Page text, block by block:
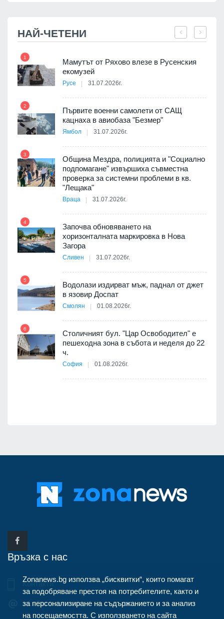
НАЙ-ЧЕТЕНИ
1
Мамутът от Ряхово влезе в Русенския
екомузей
Русе 31.07.2026г.
2
Първите военни самолети от САЩ
кацнаха в авиобаза "Безмер"
Ямбол 31.07.2026г.
3
Община Мездра, полицията и "Социално
подпомагане" извършиха съвместна
проверка за системни проблеми в кв.
"Лещака"
Враца 31.07.2026г.
4
Започва обновяването на
хоризонталната маркировка в Нова
Загора
Сливен 31.07.2026г.
5
Водолази издирват мъж, паднал от джет
в язовир Доспат
Смолян 01.08.2026г.
6
Столичният бул. "Цар Освободител" е
пешеходна зона в събота и неделя до 22
ч.
София 01.08.2026г.
Връзка с нас
Контакти
info@zonanews.bg
Zonanews.bg използва „бисквитки“, които помагат
за подобряване престоя на потребителите, както и
за персонализиране на съдържанието и за анализ
на посещаемостта. С използването на сайта